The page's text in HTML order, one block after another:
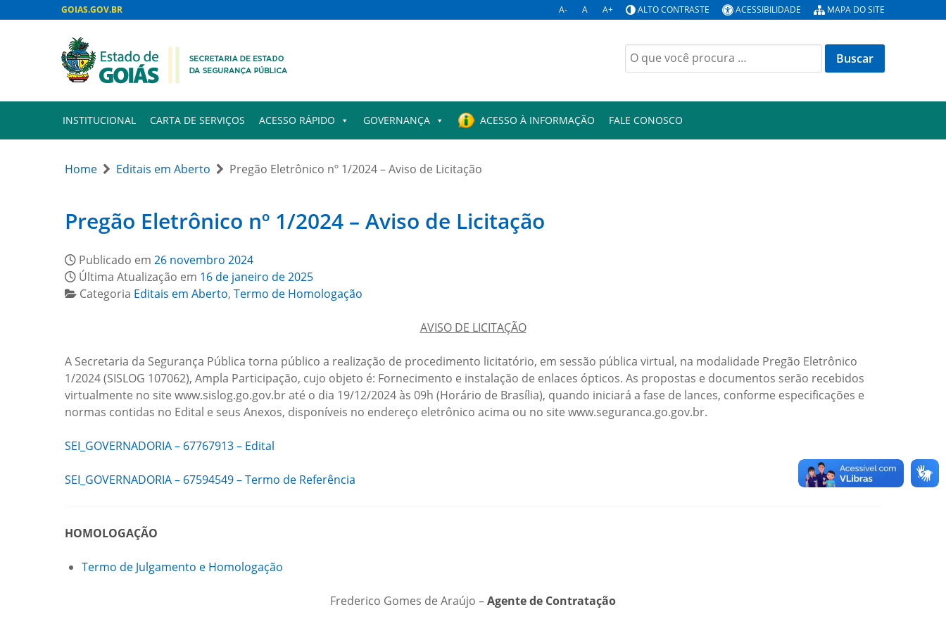
GOIAS.GOV.BR A- A A+ ALTO CONTRASTE ACESSIBILIDADE MAPA DO SITE
Buscar
por:
INSTITUCIONAL CARTA DE SERVIÇOS ACESSO RÁPIDO GOVERNANÇA ACESSO À INFORMAÇÃO FALE CONOSCO
Home Editais em Aberto Pregão Eletrônico nº 1/2024 – Aviso de Licitação
Pregão Eletrônico nº 1/2024 – Aviso de Licitação
Publicado em 26 novembro 2024
Última Atualização em 16 de janeiro de 2025
Categoria Editais em Aberto, Termo de Homologação
AVISO DE LICITAÇÃO
A Secretaria da Segurança Pública torna público a realização de procedimento licitatório, em sessão pública virtual, na modalidade Pregão Eletrônico
1/2024 (SISLOG 107062), Ampla Participação, cujo objeto é: Fornecimento e instalação de enlaces ópticos. As propostas e documentos serão recebidos
virtualmente no site www.sislog.go.gov.br até o dia 19/12/2024 às 09h (Horário de Brasília), quando iniciará a fase de lances, conforme especificações e
normas contidas no Edital e seus Anexos, disponíveis no endereço eletrônico acima ou no site www.seguranca.go.gov.br.
SEI_GOVERNADORIA – 67767913 – Edital
SEI_GOVERNADORIA – 67594549 – Termo de Referência
HOMOLOGAÇÃO
Termo de Julgamento e Homologação
Frederico Gomes de Araújo –Agente de Contratação